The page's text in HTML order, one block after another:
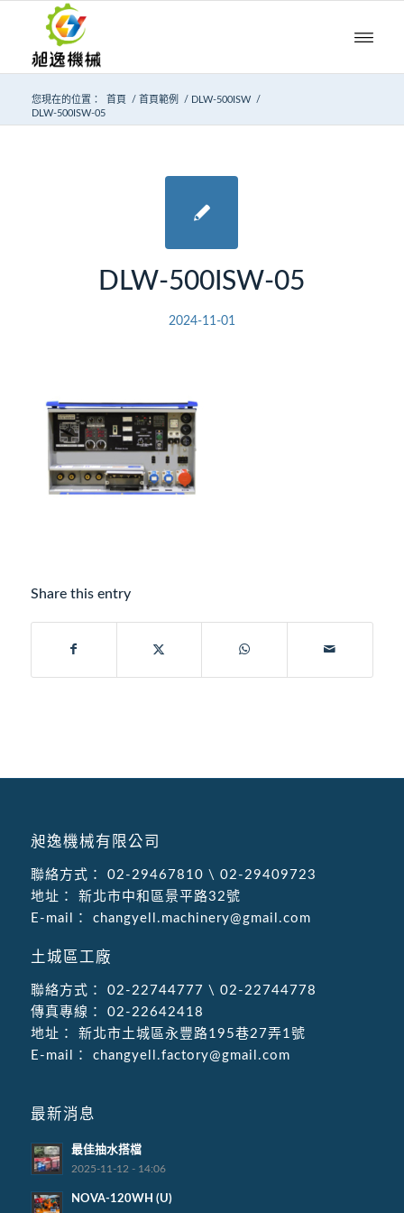
您現在的位置： 首頁 / 首頁範例 / DLW-500ISW
/
DLW-500ISW-05
DLW-500ISW-05
2024-11-01
Share this entry
昶逸機械有限公司
聯絡方式： 02-29467810 \ 02-29409723
地址：
新北市中和區景平路32號
E-mail：
changyell.machinery@gmail.com
土城區工廠
聯絡方式： 02-22744777 \ 02-22744778
傳真專線：
02-22642418
地址：
新北市土城區永豐路195巷27弄1號
E-mail：
changyell.factory@gmail.com
最新消息
最佳抽水搭檔
2025-11-12 - 14:06
NOVA-120WH (U)